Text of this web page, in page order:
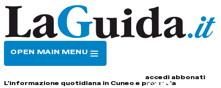
OPEN MAIN MENU
accedi abbonati
L'informazione quotidiana in Cuneo e provincia